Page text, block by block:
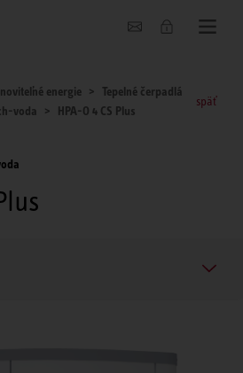
energie
Tepelné čerpadlá
voda
HPA-O 4 CS Plus
späť